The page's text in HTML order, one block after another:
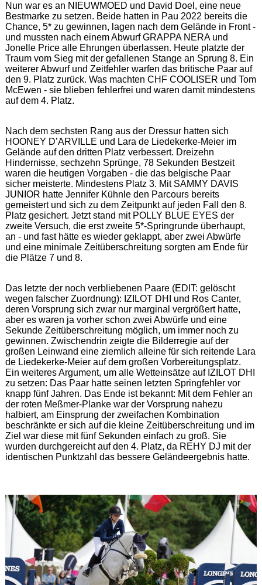
Nun war es an NIEUWMOED und David Doel, eine neue
Bestmarke zu setzen. Beide hatten in Pau 2022 bereits die
Chance, 5* zu gewinnen, lagen nach dem Gelände in Front -
und mussten nach einem Abwurf GRAPPA NERA und
Jonelle Price alle Ehrungen überlassen. Heute platzte der
Traum vom Sieg mit der gefallenen Stange an Sprung 8. Ein
weiterer Abwurf und Zeitfehler warfen das britische Paar auf
den 9. Platz zurück. Was machten CHF COOLISER und Tom
McEwen - sie blieben fehlerfrei und waren damit mindestens
auf dem 4. Platz.
Nach dem sechsten Rang aus der Dressur hatten sich
HOONEY D’ARVILLE und Lara de Liedekerke-Meier im
Gelände auf den dritten Platz verbessert. Dreizehn
Hindernisse, sechzehn Sprünge, 78 Sekunden Bestzeit
waren die heutigen Vorgaben - die das belgische Paar
sicher meisterte. Mindestens Platz 3. Mit SAMMY DAVIS
JUNIOR hatte Jennifer Kühnle den Parcours bereits
gemeistert und sich zu dem Zeitpunkt auf jeden Fall den 8.
Platz gesichert. Jetzt stand mit POLLY BLUE EYES der
zweite Versuch, die erst zweite 5*-Springrunde überhaupt,
an - und fast hätte es wieder geklappt, aber zwei Abwürfe
und eine minimale Zeitüberschreitung sorgten am Ende für
die Plätze 7 und 8.
Das letzte der noch verbliebenen Paare (EDIT: gelöscht
wegen falscher Zuordnung): IZILOT DHI und Ros Canter,
deren Vorsprung sich zwar nur marginal vergrößert hatte,
aber es waren ja vorher schon zwei Abwürfe und eine
Sekunde Zeitüberschreitung möglich, um immer noch zu
gewinnen. Zwischendrin zeigte die Bilderregie auf der
großen Leinwand eine ziemlich alleine für sich reitende Lara
de Liedekerke-Meier auf dem großen Vorbereitungsplatz.
Ein weiteres Argument, um alle Wetteinsätze auf IZILOT DHI
zu setzen: Das Paar hatte seinen letzten Springfehler vor
knapp fünf Jahren. Das Ende ist bekannt: Mit dem Fehler an
der roten Meßmer-Planke war der Vorsprung nahezu
halbiert, am Einsprung der zweifachen Kombination
beschränkte er sich auf die kleine Zeitüberschreitung und im
Ziel war diese mit fünf Sekunden einfach zu groß. Sie
wurden durchgereicht auf den 4. Platz, da REHY DJ mit der
identischen Punktzahl das bessere Geländeergebnis hatte.